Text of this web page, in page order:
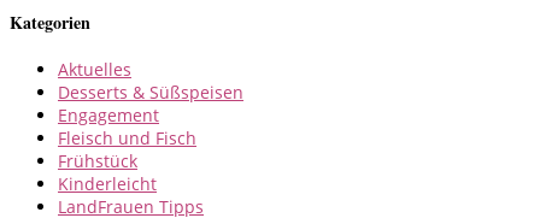
Kategorien
Aktuelles
Desserts & Süßspeisen
Engagement
Fleisch und Fisch
Frühstück
Kinderleicht
LandFrauen Tipps